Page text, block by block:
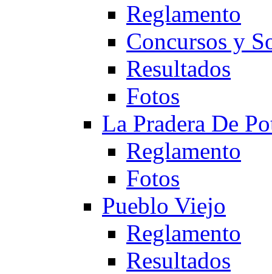
Reglamento
Concursos y
Resultados
Fotos
La Pradera De
Reglamento
Fotos
Pueblo Viejo
Reglamento
Resultados